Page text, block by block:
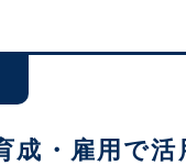
成・雇用で